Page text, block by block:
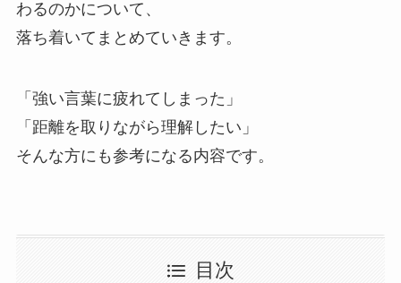
わるのかについて、
落ち着いてまとめていきます。
「強い言葉に疲れてしまった」
「距離を取りながら理解したい」
そんな方にも参考になる内容です。
目次